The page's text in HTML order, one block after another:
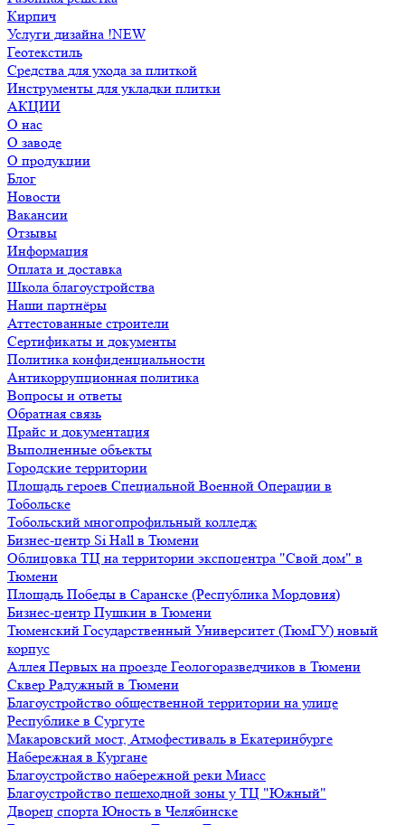
Кирпич
Услуги дизайна !NEW
Геотекстиль
Средства для ухода за плиткой
Инструменты для укладки плитки
АКЦИИ
О нас
О заводе
О продукции
Блог
Новости
Вакансии
Отзывы
Информация
Оплата и доставка
Школа благоустройства
Наши партнёры
Аттестованные строители
Сертификаты и документы
Политика конфиденциальности
Антикоррупционная политика
Вопросы и ответы
Обратная связь
Прайс и документация
Выполненные объекты
Городские территории
Площадь героев Специальной Военной Операции в
Тобольске
Тобольский многопрофильный колледж
Бизнес-центр Si Hall в Тюмени
Облицовка ТЦ на территории экспоцентра "Свой дом" в
Тюмени
Площадь Победы в Саранске (Республика Мордовия)
Бизнес-центр Пушкин в Тюмени
Тюменский Государственный Университет (ТюмГУ) новый
корпус
Аллея Первых на проезде Геологоразведчиков в Тюмени
Сквер Радужный в Тюмени
Благоустройство общественной территории на улице
Республике в Сургуте
Макаровский мост, Атмофестиваль в Екатеринбурге
Набережная в Кургане
Благоустройство набережной реки Миасс
Благоустройство пешеходной зоны у ТЦ "Южный"
Дворец спорта Юность в Челябинске